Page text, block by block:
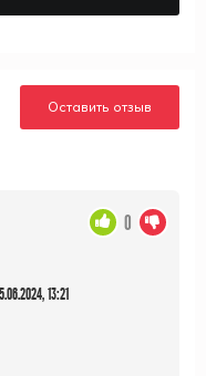
Оставить отзыв
13:21
0